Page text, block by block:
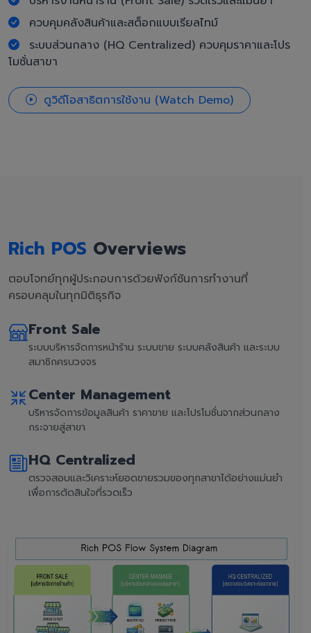
ควบคุมคลังสินค้าและสต็อกแบบเรียลไทม์
ระบบส่วนกลาง (HQ Centralized) ควบคุมราคาและโปร
โมชั่นสาขา
ดูวิดีโอสาธิตการใช้งาน (Watch Demo)
Rich POS Overviews
ตอบโจทย์ทุกผู้ประกอบการด้วยฟังก์ชันการทำงานที่
ครอบคลุมในทุกมิติธุรกิจ
Front Sale
ระบบบริหารจัดการหน้าร้าน ระบบขาย ระบบคลังสินค้า และระบบ
สมาชิกครบวงจร
Center Management
บริหารจัดการข้อมูลสินค้า ราคาขาย และโปรโมชั่นจากส่วนกลาง
กระจายสู่สาขา
HQ Centralized
ตรวจสอบและวิเคราะห์ยอดขายรวมของทุกสาขาได้อย่างแม่นยำ
เพื่อการตัดสินใจที่รวดเร็ว